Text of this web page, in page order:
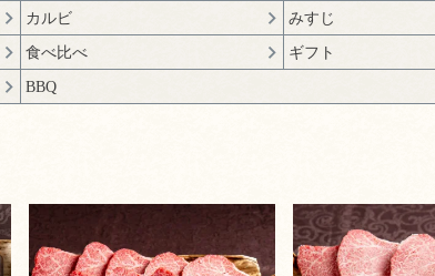
カルビ みすじ
食べ比べ ギフト
BBQ